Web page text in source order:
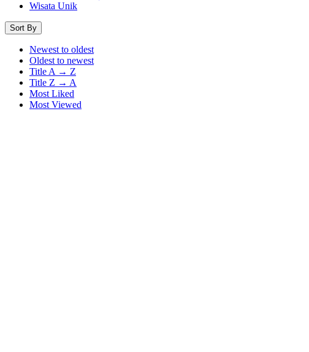
Wisata Unik
Sort By
Newest to oldest
Oldest to newest
Title A → Z
Title Z → A
Most Liked
Most Viewed